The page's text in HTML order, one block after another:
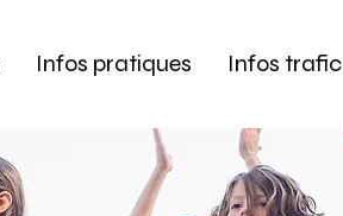
Infos pratiques Infos trafic